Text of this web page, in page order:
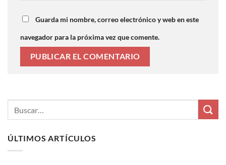
Guarda mi nombre, correo electrónico y web en este
navegador para la próxima vez que comente.
ÚLTIMOS ARTÍCULOS